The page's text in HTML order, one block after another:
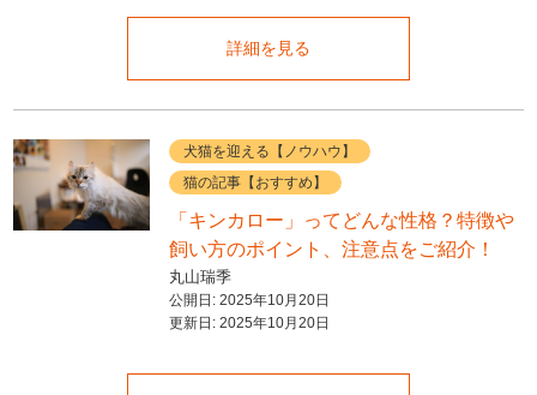
詳細を見る
犬猫を迎える【ノウハウ】
猫の記事【おすすめ】
「キンカロー」ってどんな性格？特徴や
飼い方のポイント、注意点をご紹介！
丸山瑞季
公開日: 2025年10月20日
更新日: 2025年10月20日